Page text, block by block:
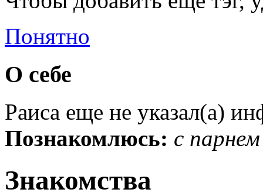
Понятно
О себе
Раиса еще не указал(а)
Познакомлюсь: с парнем
Знакомства